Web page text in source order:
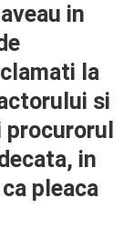
in
la
si
in
pleaca